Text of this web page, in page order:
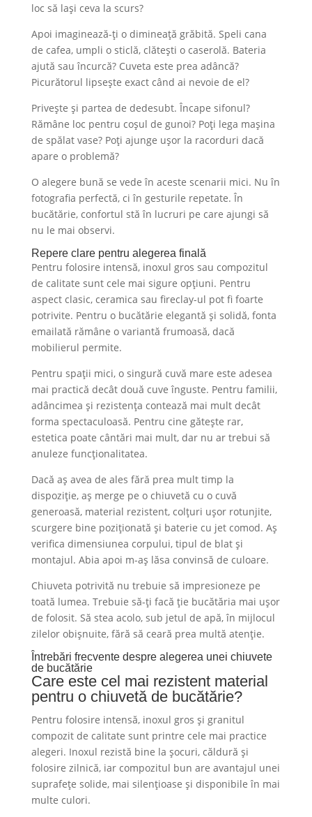
loc să lași ceva la scurs?
Apoi imaginează-ți o dimineață grăbită. Speli cana
de cafea, umpli o sticlă, clătești o caserolă. Bateria
ajută sau încurcă? Cuveta este prea adâncă?
Picurătorul lipsește exact când ai nevoie de el?
Privește și partea de dedesubt. Încape sifonul?
Rămâne loc pentru coșul de gunoi? Poți lega mașina
de spălat vase? Poți ajunge ușor la racorduri dacă
apare o problemă?
O alegere bună se vede în aceste scenarii mici. Nu în
fotografia perfectă, ci în gesturile repetate. În
bucătărie, confortul stă în lucruri pe care ajungi să
nu le mai observi.
Repere clare pentru alegerea finală
Pentru folosire intensă, inoxul gros sau compozitul
de calitate sunt cele mai sigure opțiuni. Pentru
aspect clasic, ceramica sau fireclay-ul pot fi foarte
potrivite. Pentru o bucătărie elegantă și solidă, fonta
emailată rămâne o variantă frumoasă, dacă
mobilierul permite.
Pentru spații mici, o singură cuvă mare este adesea
mai practică decât două cuve înguste. Pentru familii,
adâncimea și rezistența contează mai mult decât
forma spectaculoasă. Pentru cine gătește rar,
estetica poate cântări mai mult, dar nu ar trebui să
anuleze funcționalitatea.
Dacă aș avea de ales fără prea mult timp la
dispoziție, aș merge pe o chiuvetă cu o cuvă
generoasă, material rezistent, colțuri ușor rotunjite,
scurgere bine poziționată și baterie cu jet comod. Aș
verifica dimensiunea corpului, tipul de blat și
montajul. Abia apoi m-aș lăsa convinsă de culoare.
Chiuveta potrivită nu trebuie să impresioneze pe
toată lumea. Trebuie să-ți facă ție bucătăria mai ușor
de folosit. Să stea acolo, sub jetul de apă, în mijlocul
zilelor obișnuite, fără să ceară prea multă atenție.
Întrebări frecvente despre alegerea unei chiuvete
de bucătărie
Care este cel mai rezistent material
pentru o chiuvetă de bucătărie?
Pentru folosire intensă, inoxul gros și granitul
compozit de calitate sunt printre cele mai practice
alegeri. Inoxul rezistă bine la șocuri, căldură și
folosire zilnică, iar compozitul bun are avantajul unei
suprafețe solide, mai silențioase și disponibile în mai
multe culori.